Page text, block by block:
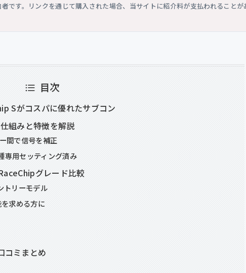
す。リンクを通じて購入された場合、当サイトに紹介料が支払われることが
目次
Sがコスパに優れたサブコン
組みと特徴を解説
間で信号を補正
専用セッティング済み
グレード比較
トリーモデル
求める方に
コミまとめ